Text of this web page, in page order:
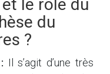
le rôle du
du
?
Il s’agit d’une très